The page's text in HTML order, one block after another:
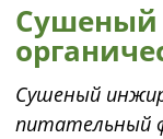
Сушеный
Сушеный
питательный